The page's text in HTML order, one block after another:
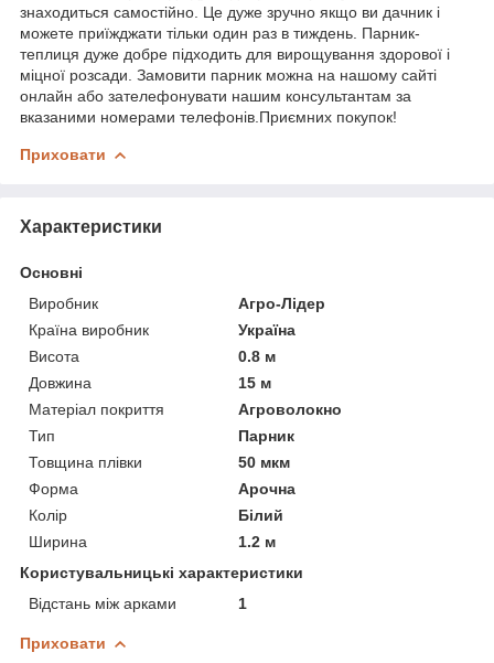
знаходиться самостійно. Це дуже зручно якщо ви дачник і
можете приїжджати тільки один раз в тиждень. Парник-
теплиця дуже добре підходить для вирощування здорової і
міцної розсади. Замовити парник можна на нашому сайті
онлайн або зателефонувати нашим консультантам за
вказаними номерами телефонів.Приємних покупок!
Приховати
Характеристики
Основні
Виробник
Агро-Лідер
Країна виробник
Україна
Висота
0.8 м
Довжина
15 м
Матеріал покриття
Агроволокно
Тип
Парник
Товщина плівки
50 мкм
Форма
Арочна
Колір
Білий
Ширина
1.2 м
Користувальницькі характеристики
Відстань між арками
1
Приховати